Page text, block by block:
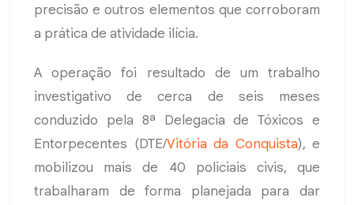
precisão e outros elementos que corroboram
a prática de atividade ilícia.
A operação foi resultado de um trabalho
investigativo de cerca de seis meses
conduzido pela 8ª Delegacia de Tóxicos e
Entorpecentes (DTE/Vitória da Conquista), e
mobilizou mais de 40 policiais civis, que
trabalharam de forma planejada para dar